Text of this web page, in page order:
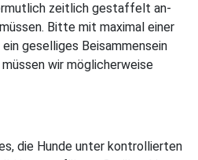
zeitlich gestaffelt an-
Bitte mit maximal einer
geselliges Beisammensein
wir möglicherweise
die Hunde unter kontrollierten